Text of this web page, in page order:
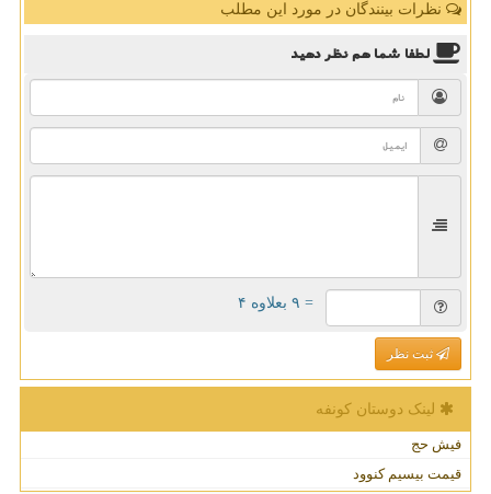
نظرات بینندگان در مورد این مطلب
لطفا شما همنظر دهید
= ۹ بعلاوه ۴
ثبت نظر
لینک دوستان كونفه
فیش حج
قیمت بیسیم کنوود